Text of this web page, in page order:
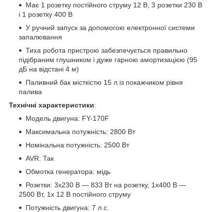
Має 1 розетку постійного струму 12 В, 3 розетки 230 В
і 1 розетку 400 В
У ручний запуск за допомогою електронної системи
запалювання
Тиха робота пристрою забезпечується правильно
підібраним глушником і дуже гарною амортизацією (95
дБ на відстані 4 м)
Паливний бак місткістю 15 л із покажчиком рівня
палива
Технічні характеристики:
Модель двигуна: FY-170F
Максимальна потужність: 2800 Вт
Номінальна потужність: 2500 Вт
AVR: Так
Обмотка генератора: мідь
Розетки: 3x230 В — 833 Вт на розетку, 1x400 В —
2500 Вт, 1x 12 В постійного струму
Потужність двигуна: 7 л.с.